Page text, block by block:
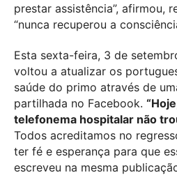
prestar assistência”, afirmou,
“nunca recuperou a
Esta sexta-feira, 3 de
voltou a atualizar os
saúde do primo através de
partilhada no Facebook.
telefonema hospitalar não
Todos acreditamos no
ter fé e esperança para que
escreveu na mesma